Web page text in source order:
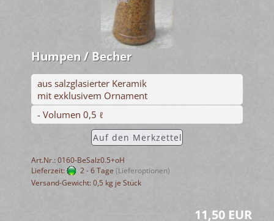
Humpen / Becher
aus salzglasierter Keramik
mit exklusivem Ornament
- Volumen 0,5 ℓ
Auf den Merkzettel
Art.Nr.: 0160-BeSalz0.5+oH
Lieferzeit:
2 - 6 Tage (Lieferoptionen)
Versand-Gewicht:0,5 kg je Stück
11,50 EUR